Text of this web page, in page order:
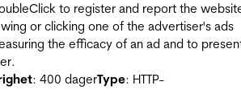
to register and report the
or clicking one of the advertiser's ads
the efficacy of an ad and to
: 400 dagerType: HTTP-